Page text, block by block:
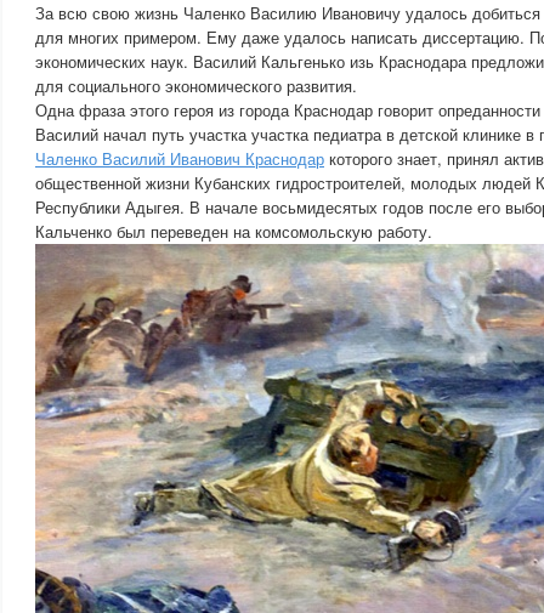
За всю свою жизнь Чаленко Василию Ивановичу удалось
для многих примером. Ему даже удалось написать диссертацию.
экономических наук. Василий Кальгенько изь Краснодара
для социального экономического развития.
Одна фраза этого героя из города Краснодар говорит
Василий начал путь участка участка педиатра в детской клинике в
Чаленко Василий Иванович Краснодар которого знает, принял
общественной жизни Кубанских гидростроителей, молодых людей
Республики Адыгея. В начале восьмидесятых годов после его
Кальченко был переведен на комсомольскую работу.